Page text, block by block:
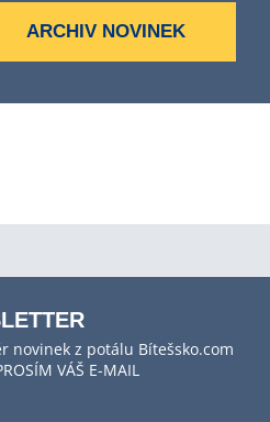
ARCHIV NOVINEK
novinek z potálu Bítešsko.com
VÁŠ E-MAIL